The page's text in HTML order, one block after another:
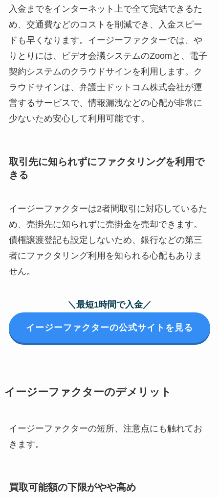
入金までをインターネット上で全て完結できるた
め、交通費などのコストを削減でき、入金スピー
ドも早くなります。イージーファクターでは、や
りとりには、ビデオ会議システムのZoomと、電子
契約システムのクラウドサインを利用します。ク
ラウドサインは、弁護士ドットコム株式会社が運
営するサービスで、情報漏洩などの心配が非常に
少ないため安心して利用可能です。
取引先に知られずにファクタリングを利用で
きる
イージーファクターは2者間取引に対応しているた
め、売掛先に知られずに売掛金を売却できます。
債権譲渡登記も設定しないため、銀行などの第三
者にファクタリング利用を知られる心配もありま
せん。
＼最短1時間で入金／
イージーファクターの公式サイトを見る
イージーファクターのデメリット
イージーファクターの短所、注意点にも触れてお
きます。
買取可能額の下限がやや高め